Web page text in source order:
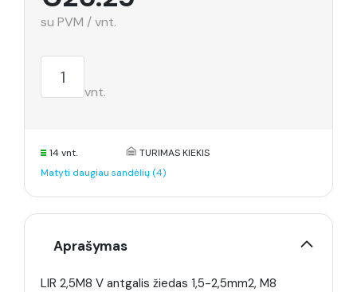
su PVM / vnt.
vnt.
14 vnt.
TURIMAS KIEKIS
Matyti daugiau sandėlių (4)
Aprašymas
LIR 2,5M8 V antgalis žiedas 1,5-2,5mm2, M8